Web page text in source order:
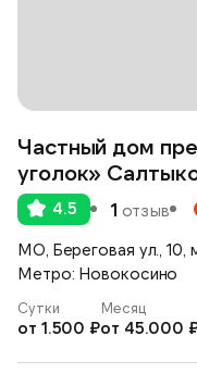
Частный дом
уголок»
4.5 1 отзыв
МО, Береговая ул., 10,
Метро: Новокосино
Сутки
от 1.500 ₽
Месяц
от 45.000